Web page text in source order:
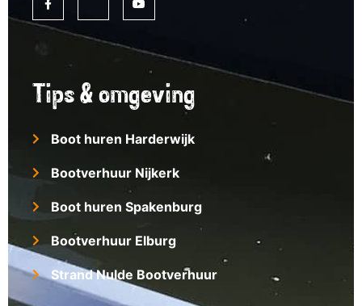
Tips & omgeving
Boot huren Harderwijk
Bootverhuur Nijkerk
Boot huren Spakenburg
Bootverhuur Elburg
Strand Nulde Bootverhuur